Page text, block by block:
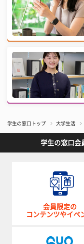
学生の窓口トップ 大学生活
学生の窓口会
会員限定の
コンテンツやイベ